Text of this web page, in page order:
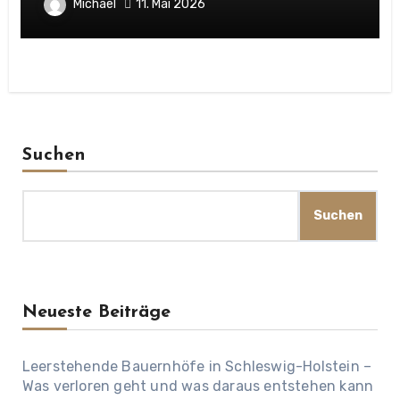
Michael 11. Mai 2026
Suchen
Suchen
Neueste Beiträge
Leerstehende Bauernhöfe in Schleswig-Holstein –
Was verloren geht und was daraus entstehen kann